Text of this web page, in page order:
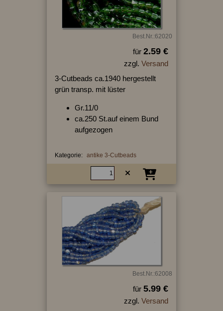
Best.Nr.:62020
für 2.59 €
zzgl. Versand
3-Cutbeads ca.1940 hergestellt
grün transp. mit lüster
Gr.11/0
ca.250 St.auf einem Bund
aufgezogen
Kategorie: antike 3-Cutbeads
Best.Nr.:62008
für 5.99 €
zzgl. Versand